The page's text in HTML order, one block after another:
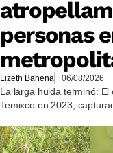
personas
Lizeth Bahena 06/08/2026
La larga huida terminó:
Temixco en 2023,